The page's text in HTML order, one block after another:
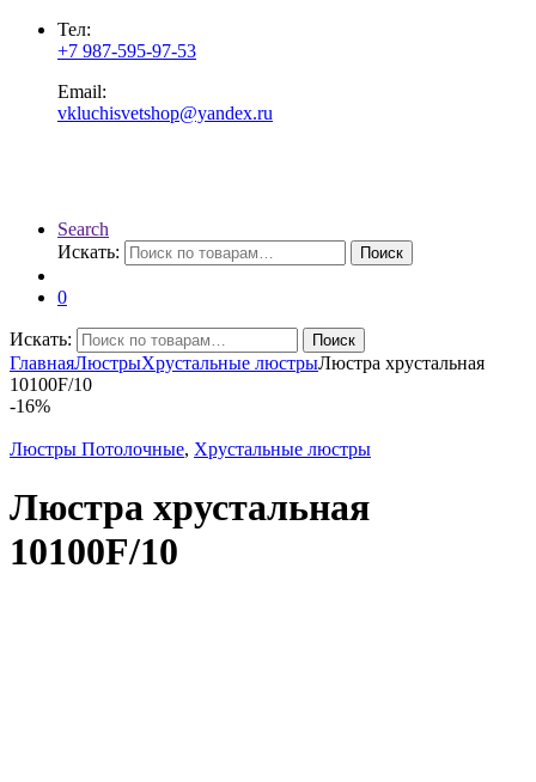
Тел:
+7 987-595-97-53
Email:
vkluchisvetshop@yandex.ru
Search
Искать:
Поиск
0
Искать: Поиск
ГлавнаяЛюстрыХрустальные люстрыЛюстра хрустальная
10100F/10
-16%
Люстры Потолочные, Хрустальные люстры
Люстра хрустальная
10100F/10